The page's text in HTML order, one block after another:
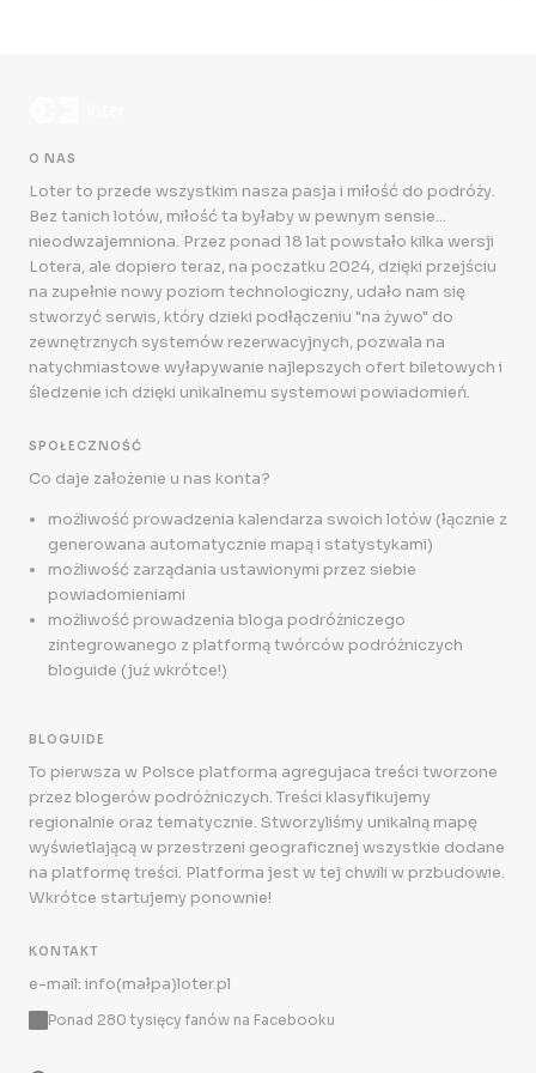
O NAS
Loter to przede wszystkim nasza pasja i miłość do podróży.
Bez tanich lotów, miłość ta byłaby w pewnym sensie...
nieodwzajemniona. Przez ponad 18 lat powstało kilka wersji
Lotera, ale dopiero teraz, na poczatku 2024, dzięki przejściu
na zupełnie nowy poziom technologiczny, udało nam się
stworzyć serwis, który dzieki podłączeniu "na żywo" do
zewnętrznych systemów rezerwacyjnych, pozwala na
natychmiastowe wyłapywanie najlepszych ofert biletowych i
śledzenie ich dzięki unikalnemu systemowi powiadomień.
SPOŁECZNOŚĆ
Co daje założenie u nas konta?
możliwość prowadzenia kalendarza swoich lotów (łącznie z
generowana automatycznie mapą i statystykami)
możliwość zarządania ustawionymi przez siebie
powiadomieniami
możliwość prowadzenia bloga podróżniczego
zintegrowanego z platformą twórców podróżniczych
bloguide (już wkrótce!)
BLOGUIDE
To pierwsza w Polsce platforma agregujaca treści tworzone
przez blogerów podróżniczych. Treści klasyfikujemy
regionalnie oraz tematycznie. Stworzyliśmy unikalną mapę
wyświetlającą w przestrzeni geograficznej wszystkie dodane
na platformę treści. Platforma jest w tej chwili w przbudowie.
Wkrótce startujemy ponownie!
KONTAKT
e-mail: info(małpa)loter.pl
Ponad 280 tysięcy fanów na Facebooku